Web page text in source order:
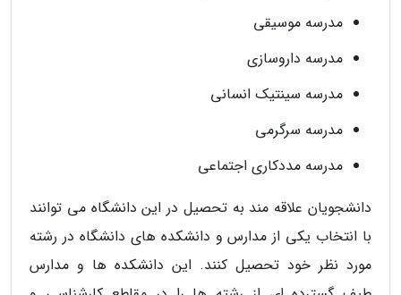
مدرسه موسیقی
مدرسه داروسازی
مدرسه سینتیک انسانی
مدرسه سرگرمی
مدرسه مددکاری اجتماعی
دانشجویان علاقه مند به تحصیل در این دانشگاه می توانند
با انتخاب یکی از مدارس و دانشکده های دانشگاه در رشته
مورد نظر خود تحصیل کنند. این دانشکده ها و مدارس